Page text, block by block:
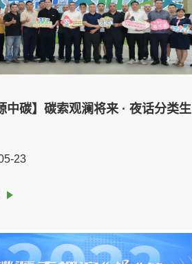
中碳】碳索观澜将来 · 夜话分类生
23